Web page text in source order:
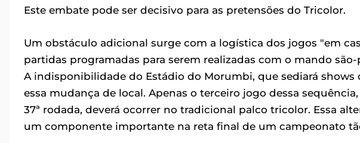
Este embate pode ser decisivo para as pretensões do Tricolor.
Um obstáculo adicional surge com a logística dos jogos "em
partidas programadas para serem realizadas com o mando
A indisponibilidade do Estádio do Morumbi, que sediará shows
essa mudança de local. Apenas o terceiro jogo dessa
37ª rodada, deverá ocorrer no tradicional palco tricolor. Essa
um componente importante na reta final de um campeonato